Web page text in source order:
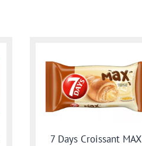
7 Days Croissant MAX